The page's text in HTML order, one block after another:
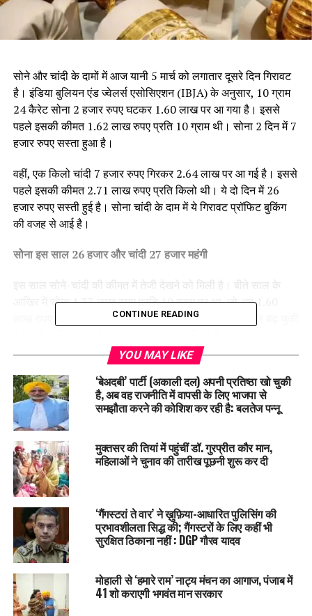
सोने और चांदी के दामों में आज यानी 5 मार्च को लगातार दूसरे दिन गिरावट
है। इंडिया बुलियन एंड ज्वेलर्स एसोसिएशन (IBJA) के अनुसार, 10 ग्राम
24 कैरेट सोना 2 हजार रुपए घटकर ₹1.60 लाख पर आ गया है। इससे
पहले इसकी कीमत 1.62 लाख रुपए प्रति 10 ग्राम थी। सोना 2 दिन में 7
हजार रुपए सस्ता हुआ है।
वहीं, एक किलो चांदी 7 हजार रुपए गिरकर ₹2.64 लाख पर आ गई है। इससे
पहले इसकी कीमत ₹2.71 लाख रुपए प्रति किलो थी। ये दो दिन में 26
हजार रुपए सस्ती हुई है। सोना चांदी के दाम में ये गिरावट प्रॉफिट बुकिंग
की वजह से आई है।
सोना इस साल ₹26 हजार और चांदी ₹27 हजार महंगी
इस साल सोने-चांदी की कीमत में तेजी देखने को मिली है। बीते साल के
आखिर में सोना 1.33 लाख रुपए प्रति 10 ग्राम पर था, जो अब 1.60
लाख रुपए पर है। यानी इसकी कीमत इस साल अब तक 27 हजार बढ़ चुकी
इस साल अब तक सोने-चांदी की चाल
तारीख सोना
चांदी
31 दिसंबर 2025
20 जनवरी 2026
₹1,47,409
₹3,09,345
10 फरवरी 2026
₹1,56,255
₹2,59,100
28 फरवरी 2026
5 मार्च 2026
₹1,60,586 ₹2,64,212
अमेरिका-ईरान तनाव पर निर्भर रहेगा बाजार
जानकारों का मानना है कि सोने-चांदी की अगली चाल इन दो बातों पर निर्भर
करेगी:
CONTINUE READING
YOU MAY LIKE
‘बेअदबी’ पार्टी (अकाली दल) अपनी प्रतिष्ठा खो चुकी
है, अब वह राजनीति में वापसी के लिए भाजपा से
समझौता करने की कोशिश कर रही है: बलतेज पन्नू
मुक्तसर की तियां में पहुंचीं डॉ. गुरप्रीत कौर मान,
महिलाओं ने चुनाव की तारीख पूछनी शुरू कर दी
‘गैंगस्टरां ते वार’ ने ख़ुफ़िया-आधारित पुलिसिंग की
प्रभावशीलता सिद्ध की; गैंगस्टरों के लिए कहीं भी
सुरक्षित ठिकाना नहीं : DGP गौरव यादव
मोहाली से ‘हमारे राम’ नाट्य मंचन का आगाज, पंजाब में
41 शो कराएगी भगवंत मान सरकार